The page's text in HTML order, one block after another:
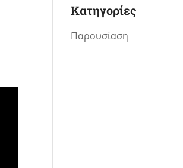
Kατηγορίες
Παρουσίαση